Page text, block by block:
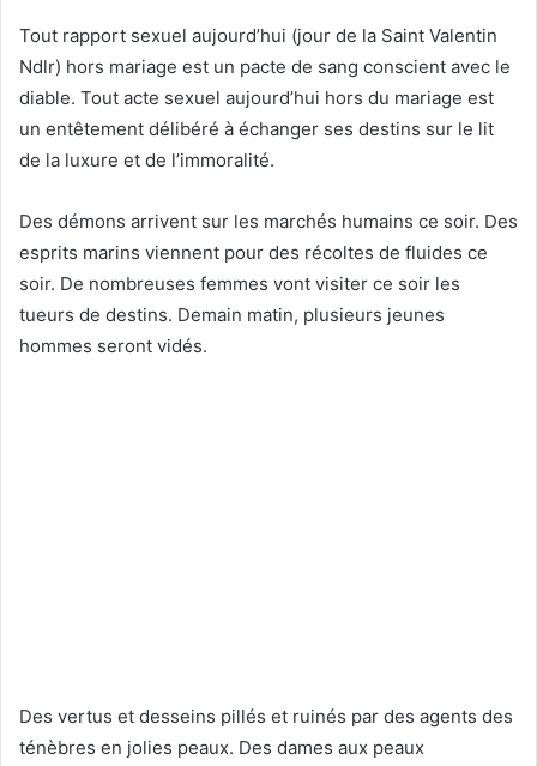
Tout rapport sexuel aujourd’hui (jour de la Saint Valentin
Ndlr) hors mariage est un pacte de sang conscient avec le
diable. Tout acte sexuel aujourd’hui hors du mariage est
un entêtement délibéré à échanger ses destins sur le lit
de la luxure et de l’immoralité.
Des démons arrivent sur les marchés humains ce soir. Des
esprits marins viennent pour des récoltes de fluides ce
soir. De nombreuses femmes vont visiter ce soir les
tueurs de destins. Demain matin, plusieurs jeunes
hommes seront vidés.
Des vertus et desseins pillés et ruinés par des agents des
ténèbres en jolies peaux. Des dames aux peaux